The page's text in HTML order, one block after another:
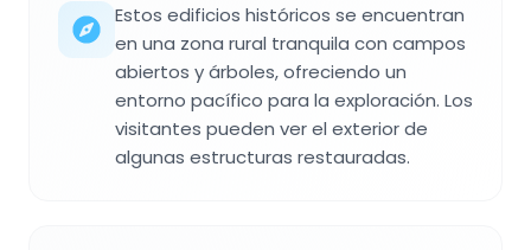
Estos edificios históricos se encuentran
en una zona rural tranquila con campos
abiertos y árboles, ofreciendo un
entorno pacífico para la exploración. Los
visitantes pueden ver el exterior de
algunas estructuras restauradas.